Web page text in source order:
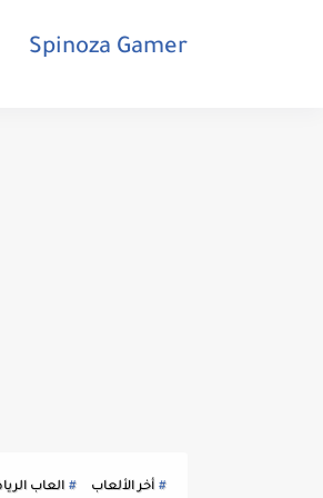
Spinoza Gamer
أخر الألعاب العاب